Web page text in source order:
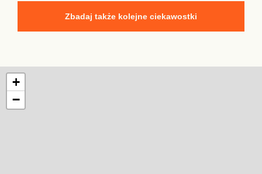
Zbadaj także kolejne ciekawostki
+
−